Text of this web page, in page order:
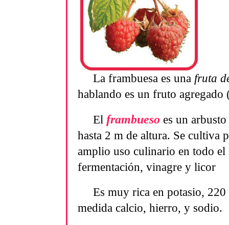
La frambuesa es una fruta
hablando es un fruto
Elframbueso es un
hasta 2 m de altura. Se cultiva
amplio uso culinario en todo el
fermentación, vinagre y licor
Es muy rica en potasio,
medida calcio, hierro, y sodio.